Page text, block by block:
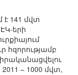
է 141 մվտ
երի
հզորությամբ
– 1000 մվտ,